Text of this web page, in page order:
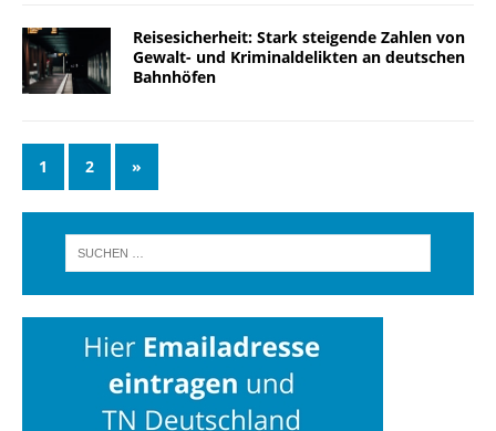
Reisesicherheit: Stark steigende Zahlen von
Gewalt- und Kriminaldelikten an deutschen
Bahnhöfen
1 2 »